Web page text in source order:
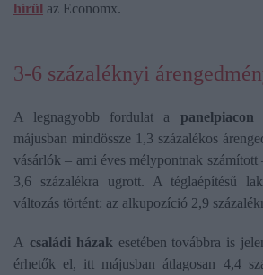
hírül az Economx.
3-6 százaléknyi
A legnagyobb fordulat a panelpiacon
májusban mindössze 1,3 százalékos
vásárlók – ami éves mélypontnak számított
3,6 százalékra ugrott. A téglaépítésű
változás történt: az alkupozíció 2,9
A családi házak esetében továbbra is
érhetők el, itt májusban átlagosan 4,4